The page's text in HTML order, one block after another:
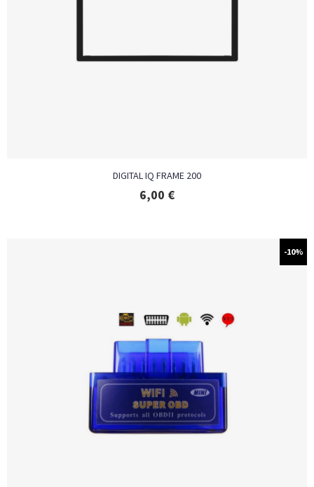
DIGITAL IQ FRAME 200
6,00 €
-10%